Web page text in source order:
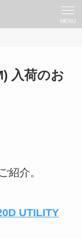
MENU
入荷のお
紹介。
UTILITY